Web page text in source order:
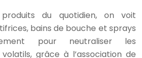
du quotidien, on voit
bains de bouche et sprays
pour neutraliser les
grâce à l’association de